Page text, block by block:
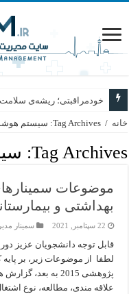
خودمراقبتی؛ ریشه‌ی سلامت
خانه / Tag Archives: سیستم هوشمند سلامت
Tag Archives:
موضوعات
بهداشتی و
22 سپتامبر, 2021 سمینار
قابل توجه دانشجویان عزیز
لطفا از موضوعات زیر، بر
پژوهشی 2015 به
علاقه مندی، مطالعه، نوع